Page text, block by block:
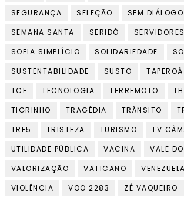
SEGURANÇA
SELEÇÃO
SEM DIÁLOGO
SEMANA SANTA
SERIDÓ SERVIDORES
SOFIA SIMPLÍCIO
SOLIDARIEDADE
SUSTENTABILIDADE
SUSTO TAPEROÁ
TCE
TECNOLOGIA TERREMOTO
TIGRINHO
TRAGÉDIA TRÂNSITO
TRF5
TRISTEZA TURISMO
TV
UTILIDADE PÚBLICA
VACINA
VALE
VALORIZAÇÃO
VATICANO VENEZUELA
VIOLÊNCIA
VOO 2283 ZÉ VAQUEIRO